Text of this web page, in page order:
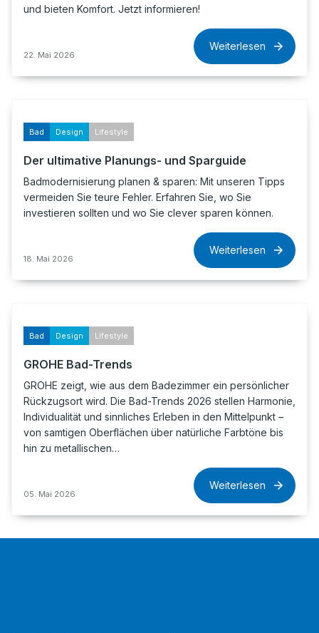
und bieten Komfort. Jetzt informieren!
22. Mai 2026
Weiterlesen
Bad Design Lifestyle
Der ultimative Planungs- und Sparguide
Badmodernisierung planen & sparen: Mit unseren Tipps
vermeiden Sie teure Fehler. Erfahren Sie, wo Sie
investieren sollten und wo Sie clever sparen können.
18. Mai 2026
Weiterlesen
Bad Design Lifestyle
GROHE Bad-Trends
GROHE zeigt, wie aus dem Badezimmer ein persönlicher
Rückzugsort wird. Die Bad-Trends 2026 stellen Harmonie,
Individualität und sinnliches Erleben in den Mittelpunkt –
von samtigen Oberflächen über natürliche Farbtöne bis
hin zu metallischen…
05. Mai 2026
Weiterlesen